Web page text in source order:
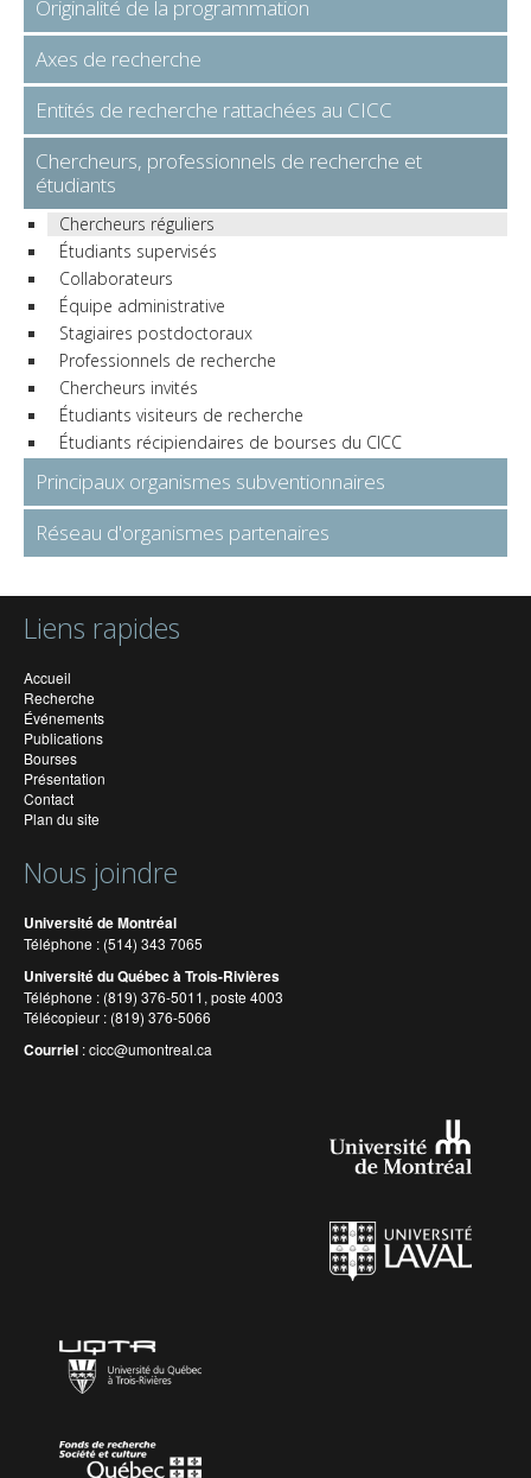
Originalité de la programmation
Axes de recherche
Entités de recherche rattachées au CICC
Chercheurs, professionnels de recherche et
étudiants
Chercheurs réguliers
Étudiants supervisés
Collaborateurs
Équipe administrative
Stagiaires postdoctoraux
Professionnels de recherche
Chercheurs invités
Étudiants visiteurs de recherche
Étudiants récipiendaires de bourses du CICC
Principaux organismes subventionnaires
Réseau d'organismes partenaires
Liens rapides
Accueil
Recherche
Événements
Publications
Bourses
Présentation
Contact
Plan du site
Nous joindre
Université de Montréal
Téléphone : (514) 343 7065
Université du Québec à Trois-Rivières
Téléphone : (819) 376-5011, poste 4003
Télécopieur : (819) 376-5066
Courriel :cicc@umontreal.ca